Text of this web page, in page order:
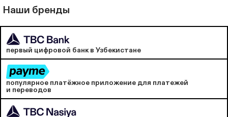
Наши бренды
первый цифровой банк в Узбекистане
популярное платёжное приложение для платежей
и переводов